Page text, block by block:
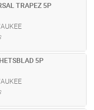
TRAPEZ 5P
5P